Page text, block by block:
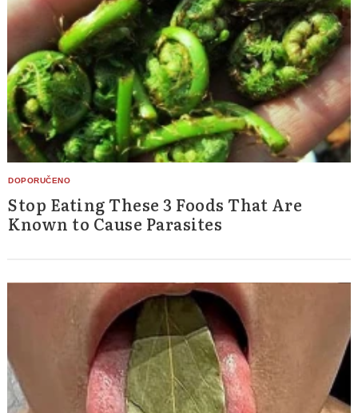
Stop Eating These 3 Foods That Are
Known to Cause Parasites